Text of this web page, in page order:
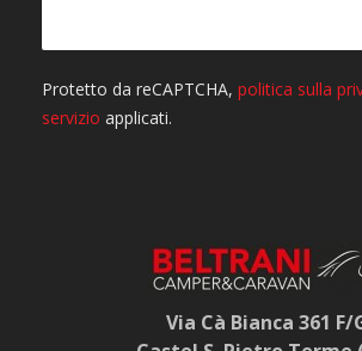
Via Cà Bianca 361 F/